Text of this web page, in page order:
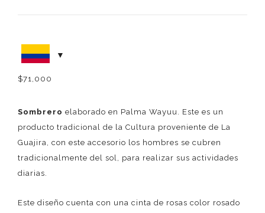
$71,000
Sombrero elaborado en Palma Wayuu. Este es un
producto tradicional de la Cultura proveniente de La
Guajira, con este accesorio los hombres se cubren
tradicionalmente del sol, para realizar sus actividades
diarias.
Este diseño cuenta con una cinta de rosas color rosado